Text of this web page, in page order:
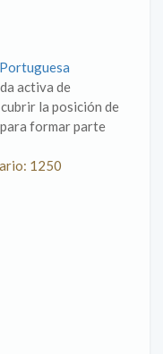
activa de
la posición de
formar parte
1250